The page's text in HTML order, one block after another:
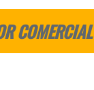
COMERCIAL